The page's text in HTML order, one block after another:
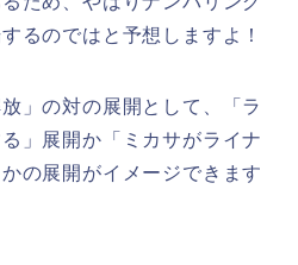
るのではと予想しますよ！
」の対の展開として、「ラ
」展開か「ミカサがライナ
の展開がイメージできます